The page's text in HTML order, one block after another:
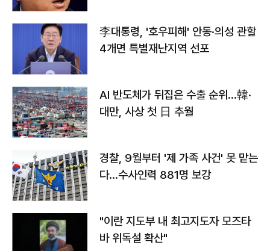
李대통령, '호우피해' 안동·의성 관할
4개면 특별재난지역 선포
AI 반도체가 뒤집은 수출 순위…韓·
대만, 사상 첫 日 추월
경찰, 9월부터 '제 가족 사건' 못 맡는
다…수사인력 881명 보강
"이란 지도부 내 최고지도자 모즈타
바 위독설 확산"